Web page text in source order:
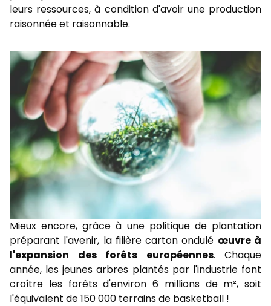
leurs ressources, à condition d'avoir une production
raisonnée et raisonnable.
Mieux encore, grâce à une politique de plantation
préparant l'avenir, la filière carton ondulé œuvre à
l'expansion des forêts européennes. Chaque
année, les jeunes arbres plantés par l'industrie font
croître les forêts d'environ 6 millions de m², soit
l'équivalent de 150 000 terrains de basketball !